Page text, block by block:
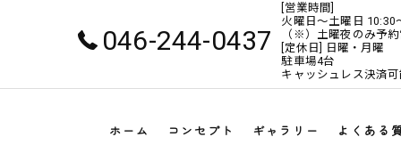
046-244-0437
[営業時間]
火曜日～土曜日 10:30
（※）土曜夜のみ予
[定休日] 日曜・月曜
駐車場4台
キャッシュレス決済可
ホーム コンセプト ギャラリー よくある